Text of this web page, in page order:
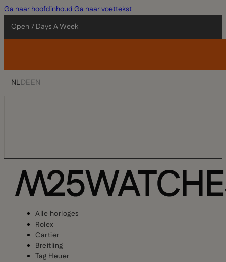
Ga naar hoofdinhoudGa naar voettekst
Open 7 Days A Week
NLDEEN
Alle horloges
Rolex
Cartier
Breitling
Tag Heuer